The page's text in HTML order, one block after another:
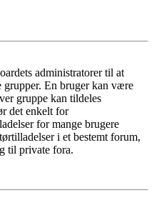
administratorer til at
grupper. En bruger kan være
gruppe kan tildeles
det enkelt for
for mange brugere
i et bestemt forum,
til private fora.